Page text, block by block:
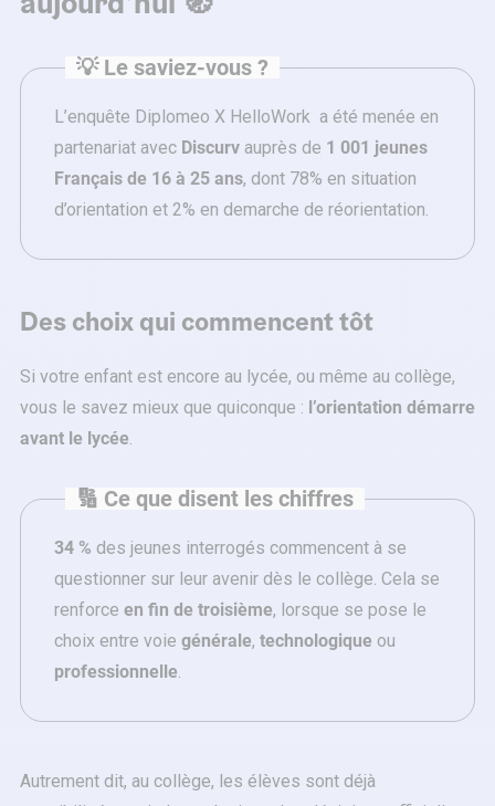
💡 Le saviez-vous ?
L’enquête Diplomeo X HelloWork a été menée en
partenariat avec Discurv auprès de 1 001 jeunes
Français de 16 à 25 ans, dont 78% en situation
d’orientation et 2% en demarche de réorientation.
Des choix qui commencent tôt
Si votre enfant est encore au lycée, ou même au collège,
vous le savez mieux que quiconque : l’orientation démarre
avant le lycée.
🔢 Ce que disent les chiffres
34 % des jeunes interrogés commencent à se
questionner sur leur avenir dès le collège. Cela se
renforce en fin de troisième, lorsque se pose le
choix entre voie générale, technologique ou
professionnelle.
Autrement dit, au collège, les élèves sont déjà